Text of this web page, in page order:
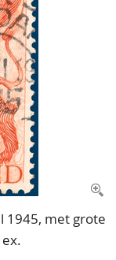
1945, met grote